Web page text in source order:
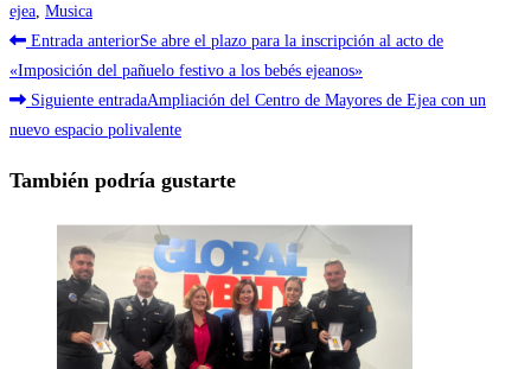
ejea Musica
Leer
más
artículos
Entrada anteriorSe abre el plazo para la inscripción al acto de
«Imposición del pañuelo festivo a los bebés ejeanos»
Siguiente entradaAmpliación del Centro de Mayores de Ejea con un
nuevo espacio polivalente
También podría gustarte